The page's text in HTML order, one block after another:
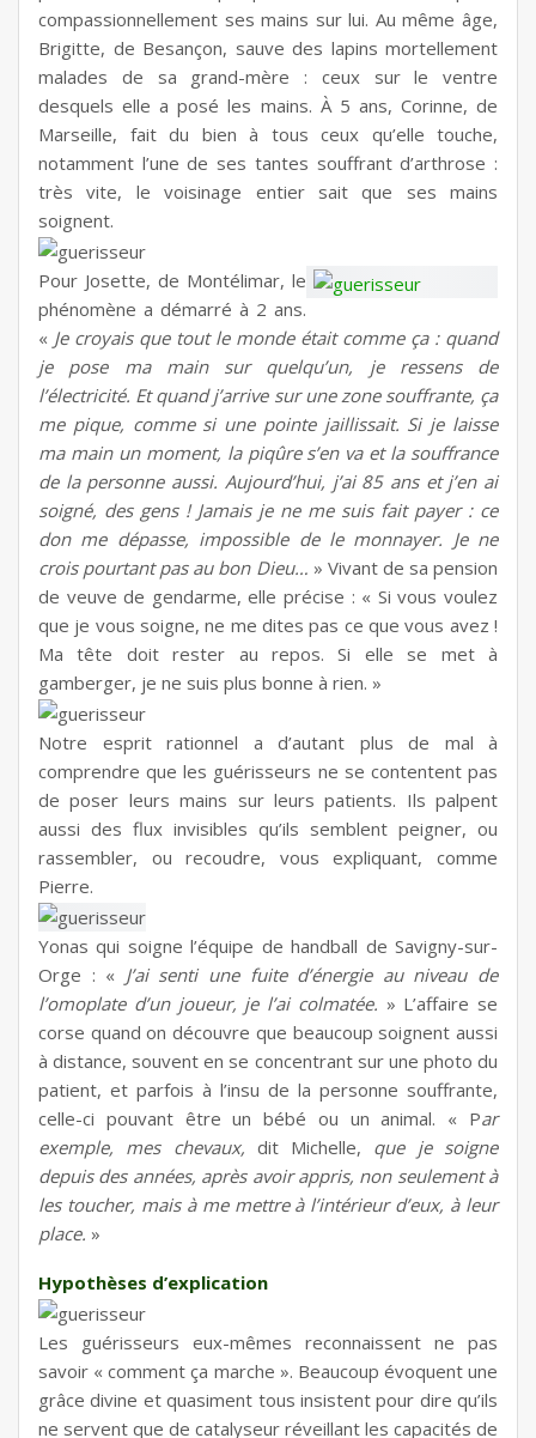
compassionnellement ses mains sur lui. Au même âge,
Brigitte, de Besançon, sauve des lapins mortellement
malades de sa grand-mère : ceux sur le ventre
desquels elle a posé les mains. À 5 ans, Corinne, de
Marseille, fait du bien à tous ceux qu’elle touche,
notamment l’une de ses tantes souffrant d’arthrose :
très vite, le voisinage entier sait que ses mains
soignent.
Pour Josette, de Montélimar, le
phénomène a démarré à 2 ans.
« Je croyais que tout le monde était comme ça : quand
je pose ma main sur quelqu’un, je ressens de
l’électricité. Et quand j’arrive sur une zone souffrante, ça
me pique, comme si une pointe jaillissait. Si je laisse
ma main un moment, la piqûre s’en va et la souffrance
de la personne aussi. Aujourd’hui, j’ai 85 ans et j’en ai
soigné, des gens ! Jamais je ne me suis fait payer : ce
don me dépasse, impossible de le monnayer. Je ne
crois pourtant pas au bon Dieu… » Vivant de sa pension
de veuve de gendarme, elle précise : « Si vous voulez
que je vous soigne, ne me dites pas ce que vous avez !
Ma tête doit rester au repos. Si elle se met à
gamberger, je ne suis plus bonne à rien. »
Notre esprit rationnel a d’autant plus de mal à
comprendre que les guérisseurs ne se contentent pas
de poser leurs mains sur leurs patients. Ils palpent
aussi des flux invisibles qu’ils semblent peigner, ou
rassembler, ou recoudre, vous expliquant, comme
Pierre.
Yonas qui soigne l’équipe de handball de Savigny-sur-
Orge : « J’ai senti une fuite d’énergie au niveau de
l’omoplate d’un joueur, je l’ai colmatée. » L’affaire se
corse quand on découvre que beaucoup soignent aussi
à distance, souvent en se concentrant sur une photo du
patient, et parfois à l’insu de la personne souffrante,
celle-ci pouvant être un bébé ou un animal. « Par
exemple, mes chevaux, dit Michelle, que je soigne
depuis des années, après avoir appris, non seulement à
les toucher, mais à me mettre à l’intérieur d’eux, à leur
place. »
Hypothèses d’explication
Les guérisseurs eux-mêmes reconnaissent ne pas
savoir « comment ça marche ». Beaucoup évoquent une
grâce divine et quasiment tous insistent pour dire qu’ils
ne servent que de catalyseur réveillant les capacités de